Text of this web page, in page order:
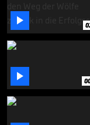
minute,
seconds

